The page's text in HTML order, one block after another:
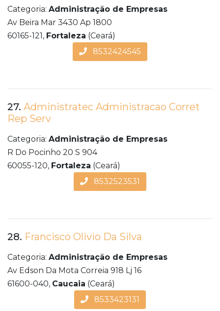
Categoria: Administração de Empresas
Av Beira Mar 3430 Ap 1800
60165-121, Fortaleza (Ceará)
8532424545
27. Administratec Administracao Corret
Rep Serv
Categoria: Administração de Empresas
R Do Pocinho 20 S 904
60055-120, Fortaleza (Ceará)
8532523531
28. Francisco Olivio Da Silva
Categoria: Administração de Empresas
Av Edson Da Mota Correia 918 Lj 16
61600-040, Caucaia (Ceará)
8533423131